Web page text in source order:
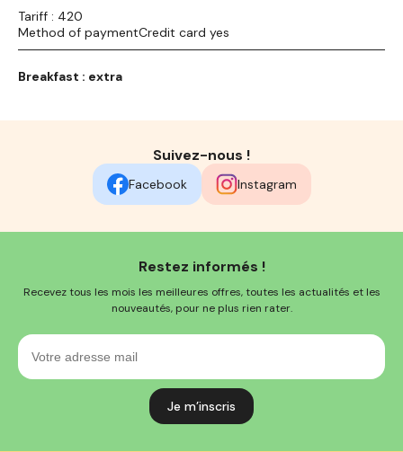
Tariff : 420
Method of paymentCredit card yes
Breakfast : extra
Suivez-nous !
Facebook Instagram
Restez informés !
Recevez tous les mois les meilleures offres, toutes les actualités et les
nouveautés, pour ne plus rien rater.
Votre
adresse
mail